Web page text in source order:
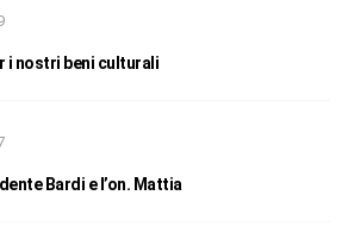
i nostri beni culturali
Bardi e l’on. Mattia